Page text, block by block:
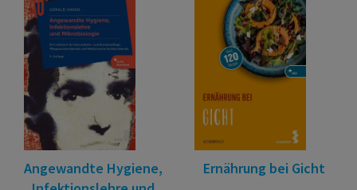
Angewandte Hygiene,
Ernährung bei Gicht